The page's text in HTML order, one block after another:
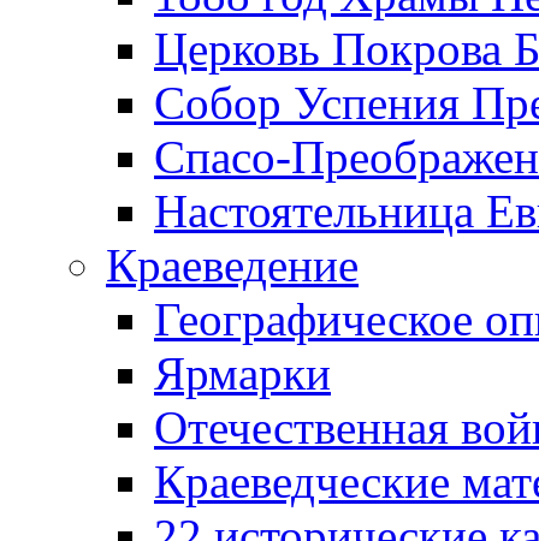
Церковь Покрова
Собор Успения
Спасо-
Настоятельница
Краеведение
Географическое
Ярмарки
Отечественная
Краеведческие